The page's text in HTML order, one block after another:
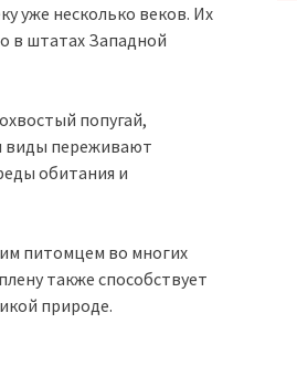
уже несколько веков. Их
в штатах Западной
попугай,
виды переживают
обитания и
питомцем во многих
также способствует
природе.